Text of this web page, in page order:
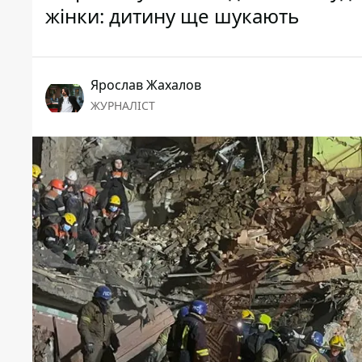
жінки: дитину ще шукають
Ярослав Жахалов
ЖУРНАЛІСТ